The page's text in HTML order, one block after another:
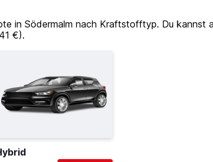
in Södermalm nach Kraftstofftyp. Du
€).